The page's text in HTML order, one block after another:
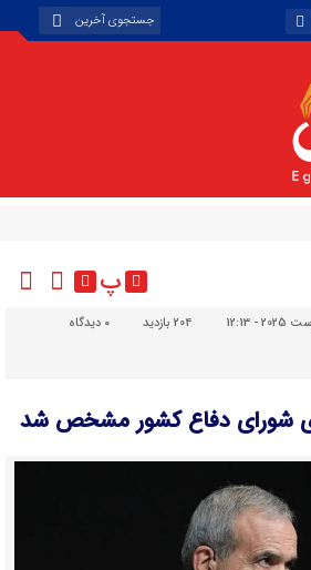
پ
204 بازدید دیدگاه
شورای دفاع کشور مشخص شد